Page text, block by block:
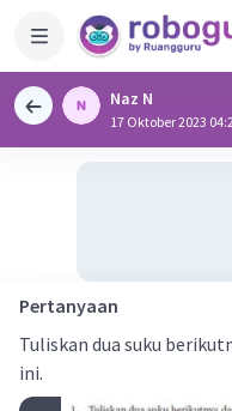
Naz N
17 Oktober 2023
Pertanyaan
Tuliskan dua suku
ini.